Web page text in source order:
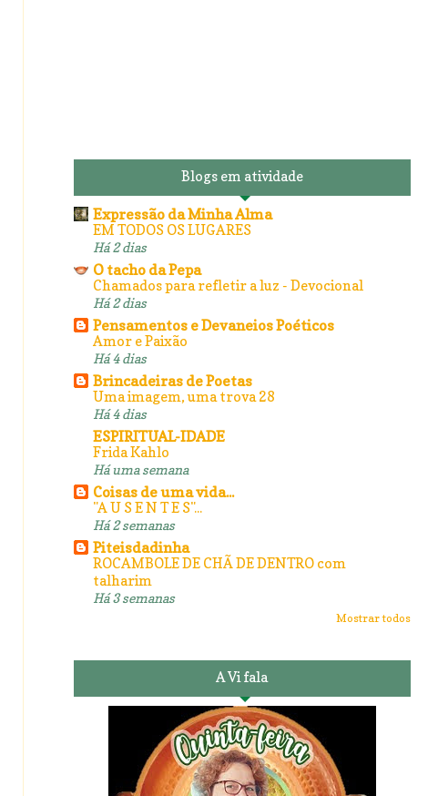
Blogs em atividade
Expressão da Minha Alma
EM TODOS OS LUGARES
Há 2 dias
O tacho da Pepa
Chamados para refletir a luz - Devocional
Há 2 dias
Pensamentos e Devaneios Poéticos
Amor e Paixão
Há 4 dias
Brincadeiras de Poetas
Uma imagem, uma trova 28
Há 4 dias
ESPIRITUAL-IDADE
Frida Kahlo
Há uma semana
Coisas de uma vida...
"A U S E N T E S"...
Há 2 semanas
Piteisdadinha
ROCAMBOLE DE CHÃ DE DENTRO com
talharim
Há 3 semanas
Mostrar todos
A Vi fala